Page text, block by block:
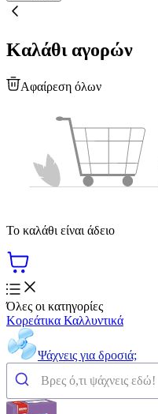
Καλάθι αγορών
Αφαίρεση όλων
Το καλάθι είναι άδειο
Όλες οι κατηγορίες
Κορεάτικα Καλλυντικά
Ψάχνεις για δροσιά;